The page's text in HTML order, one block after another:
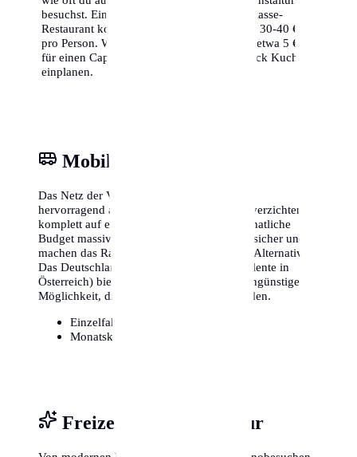
besuchst. Ein Abendessen in einem Mittelklasse-
Restaurant kostet inklusive Getränken etwa 30-40 €
pro Person. Wer gerne in Cafés geht, sollte etwa 5 €
für einen Cappuccino und 6-8 € für ein Stück Kuchen
einplanen.
Mobilität & ÖPNV
Das Netz der Verkehrsbetriebe in Berlin ist
hervorragend ausgebaut. Viele Einwohner verzichten
komplett auf ein eigenes Auto, was das monatliche
Budget massiv entlastet. Fahrradwege sind sicher und
machen das Radfahren zu einer attraktiven Alternative.
Das Deutschlandticket (oder lokale Äquivalente in
Österreich) bietet zudem eine extrem kostengünstige
Möglichkeit, die gesamte Region zu erkunden.
Einzelfahrschein:
Monatskarte / Abo:
Freizeit, Sport & Kultur